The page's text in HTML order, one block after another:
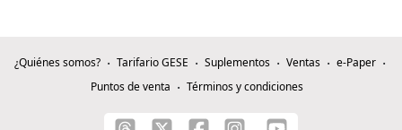
¿Quiénes somos? Tarifario GESE Suplementos Ventas
e-Paper
Puntos de venta
Términos y condiciones